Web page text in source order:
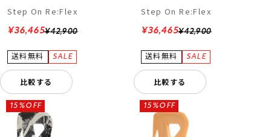
Step On Re:Flex
¥42,900
¥36,465
比較する
Step On Re:Flex
¥42,900
¥36,465
比較する
15%OFF 15%OFF